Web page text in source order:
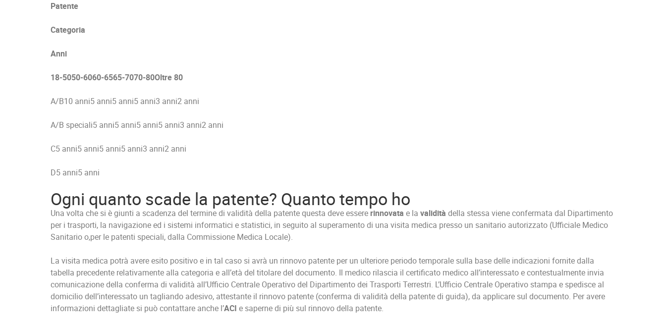
Patente
Categoria
Anni
18-5050-6060-6565-7070-80Oltre 80
A/B10 anni5 anni5 anni5 anni3 anni2 anni
A/B speciali5 anni5 anni5 anni5 anni3 anni2 anni
C5 anni5 anni5 anni5 anni3 anni2 anni
D5 anni5 anni
Ogni quanto scade la patente? Quanto tempo ho
Una volta che si è giunti a scadenza del termine di validità della patente questa deve essere rinnovata e la validità della stessa viene confermata dal Dipartimento
per i trasporti, la navigazione ed i sistemi informatici e statistici, in seguito al superamento di una visita medica presso un sanitario autorizzato (Ufficiale Medico
Sanitario o,per le patenti speciali, dalla Commissione Medica Locale).
La visita medica potrà avere esito positivo e in tal caso si avrà un rinnovo patente per un ulteriore periodo temporale sulla base delle indicazioni fornite dalla
tabella precedente relativamente alla categoria e all’età del titolare del documento. Il medico rilascia il certificato medico all’interessato e contestualmente invia
comunicazione della conferma di validità all’Ufficio Centrale Operativo del Dipartimento dei Trasporti Terrestri. L’Ufficio Centrale Operativo stampa e spedisce al
domicilio dell’interessato un tagliando adesivo, attestante il rinnovo patente (conferma di validità della patente di guida), da applicare sul documento. Per avere
informazioni dettagliate si può contattare anche l’ACI e saperne di più sul rinnovo della patente.